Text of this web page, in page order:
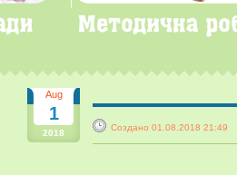
Aug
1
2018
Создано 01.08.2018